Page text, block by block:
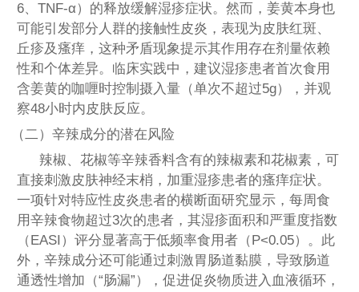
6、TNF-α）的释放缓解湿疹症状。然而，姜黄本身也
可能引发部分人群的接触性皮炎，表现为皮肤红斑、
丘疹及瘙痒，这种矛盾现象提示其作用存在剂量依赖
性和个体差异。临床实践中，建议湿疹患者首次食用
含姜黄的咖喱时控制摄入量（单次不超过5g），并观
察48小时内皮肤反应。
（二）辛辣成分的潜在风险
辣椒、花椒等辛辣香料含有的辣椒素和花椒素，可
直接刺激皮肤神经末梢，加重湿疹患者的瘙痒症状。
一项针对特应性皮炎患者的横断面研究显示，每周食
用辛辣食物超过3次的患者，其湿疹面积和严重度指数
（EASI）评分显著高于低频率食用者（P<0.05）。此
外，辛辣成分还可能通过刺激胃肠道黏膜，导致肠道
通透性增加（“肠漏”），促进促炎物质进入血液循环，